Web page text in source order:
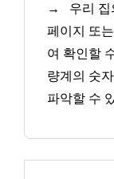
→
우리
페이지 또
여 확인할
량계의 숫
파악할 수